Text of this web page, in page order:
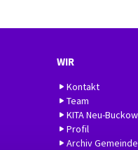
WIR
Kontakt
Team
KITA Neu-Buckow
Profil
Archiv